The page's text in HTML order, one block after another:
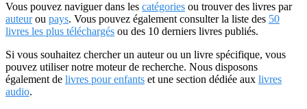
Vous pouvez naviguer dans les catégories ou trouver des livres par
auteurou pays. Vous pouvez également consulter la liste des 50
livres les plus téléchargés ou des 10 derniers livres publiés.
Si vous souhaitez chercher un auteur ou un livre spécifique, vous
pouvez utiliser notre moteur de recherche. Nous disposons
également de livres pour enfants et une section dédiée aux livres
audio.